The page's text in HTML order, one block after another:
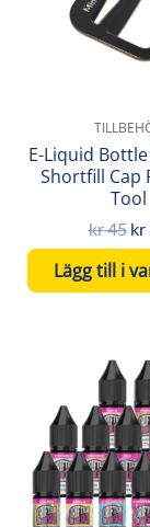
E-Liquid
Shortfill Cap
Tool
kr45 kr
Lägg till i
här
har
De